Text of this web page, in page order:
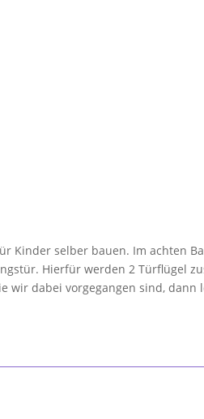
Kinder selber bauen. Im achten
Hierfür werden 2 Türflügel
wir dabei vorgegangen sind, dann